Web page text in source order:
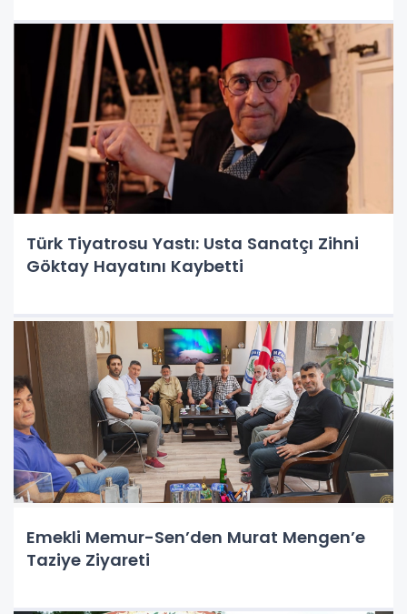
Türk Tiyatrosu Yastı: Usta Sanatçı Zihni
Göktay Hayatını Kaybetti
Emekli Memur-Sen’den Murat Mengen’e
Taziye Ziyareti